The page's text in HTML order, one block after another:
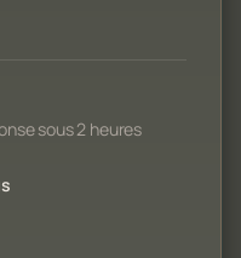
sous 2 heures